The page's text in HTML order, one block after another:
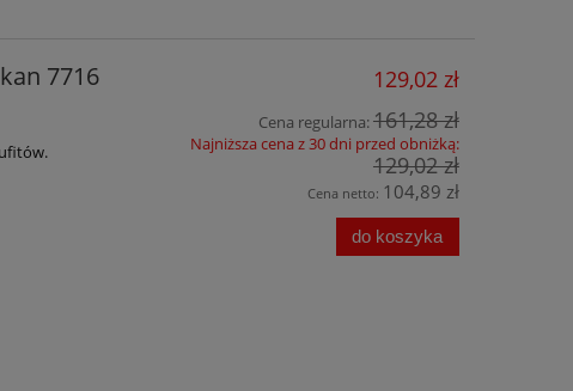
7716 129,02 zł
Cena regularna:161,28 zł
Najniższa cena z 30 dni przed obniżką:
129,02 zł
Cena netto: 104,89 zł
do koszyka